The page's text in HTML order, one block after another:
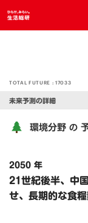
TOTAL FUTURE :17033
未来予測の詳細
環境分野 の
2050 年
21世紀後半、中
せ、長期的な食